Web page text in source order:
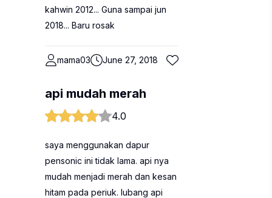
kahwin 2012... Guna sampai jun
2018... Baru rosak
mama03 June 27, 2018
api mudah merah
4.0
saya menggunakan dapur
pensonic ini tidak lama. api nya
mudah menjadi merah dan kesan
hitam pada periuk. lubang api